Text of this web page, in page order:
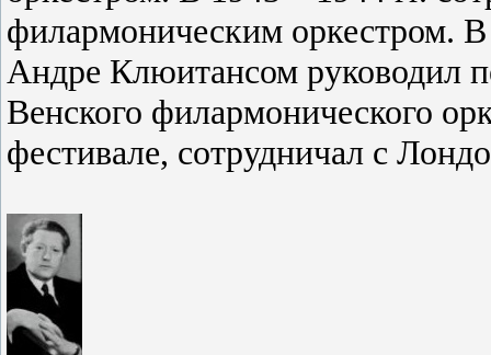
филармоническим оркестром.
Андре Клюитансом руководил
Венского филармонического
фестивале, сотрудничал с